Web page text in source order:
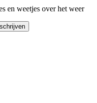
en weetjes over het weer